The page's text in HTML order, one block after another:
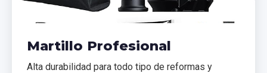
Martillo Profesional
Alta durabilidad para todo tipo de reformas y